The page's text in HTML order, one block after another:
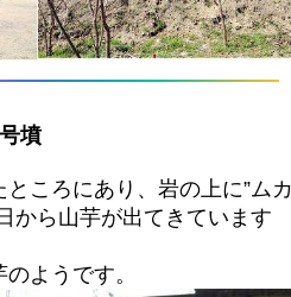
墳
ころにあり、岩の上に”ム
から山芋が出てきています
ようです。